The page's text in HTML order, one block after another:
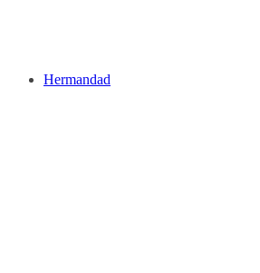
Hermandad